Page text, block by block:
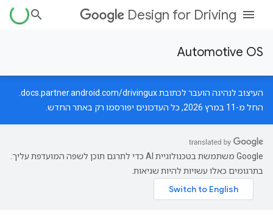
Design for Driving
Automotive OS
העיצוב לנהיגה הועבר לכתובתdocs.partner.android.com/drivingux
החל מ-11 במרץ 2026, כל העדכונים יפורסמו רק באתר החדש.
‫Google משתמשת בטכנולוגיית AI כדי לתרגם תוכן לשפה המועדפת עליך.
בתרגומים כאלו עשויות להיות שגיאות.